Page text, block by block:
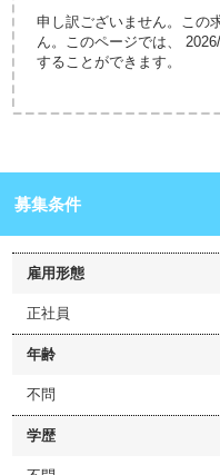
申し訳ございません。この
ん。このページでは、
することができます。
募集条件
雇用形態
正社員
年齢
不問
学歴